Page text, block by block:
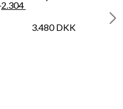
2.304
3.480DKK